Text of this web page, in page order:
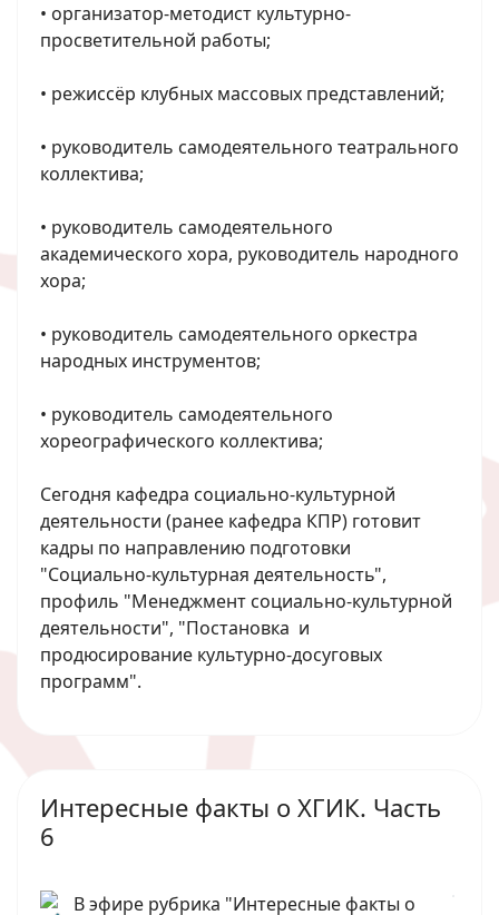
• организатор-методист культурно-
просветительной работы;
• режиссёр клубных массовых представлений;
• руководитель самодеятельного театрального
коллектива;
• руководитель самодеятельного
академического хора, руководитель народного
хора;
• руководитель самодеятельного оркестра
народных инструментов;
• руководитель самодеятельного
хореографического коллектива;
Сегодня кафедра социально-культурной
деятельности (ранее кафедра КПР) готовит
кадры по направлению подготовки
"Социально-культурная деятельность",
профиль "Менеджмент социально-культурной
деятельности", "Постановка и
продюсирование культурно-досуговых
программ".
Интересные факты о ХГИК. Часть
6
В эфире рубрика "Интересные факты о